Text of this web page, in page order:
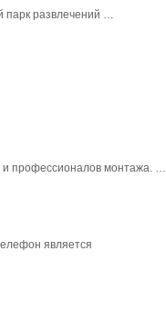
парк развлечений …
и профессионалов монтажа. …
является